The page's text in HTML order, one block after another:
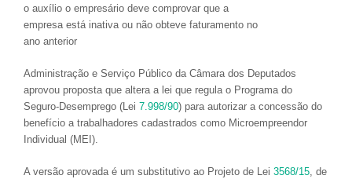
o auxílio o empresário deve comprovar que a
empresa está inativa ou não obteve faturamento no
ano anterior
Administração e Serviço Público da Câmara dos Deputados
aprovou proposta que altera a lei que regula o Programa do
Seguro-Desemprego (Lei 7.998/90) para autorizar a concessão do
benefício a trabalhadores cadastrados como Microempreendor
Individual (MEI).
A versão aprovada é um substitutivo ao Projeto de Lei 3568/15, de